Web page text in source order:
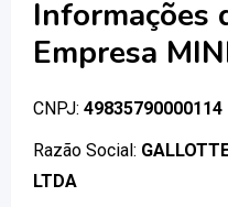
Informações
Empresa
CNPJ: 49835790000114
Razão Social:
LTDA